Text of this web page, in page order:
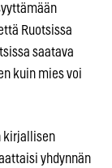
Ruotsissa
saatava
kuin mies voi
kirjallisen
yhdynnän